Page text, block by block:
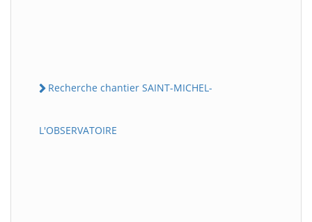
Recherche chantier SAINT-MICHEL-
L'OBSERVATOIRE